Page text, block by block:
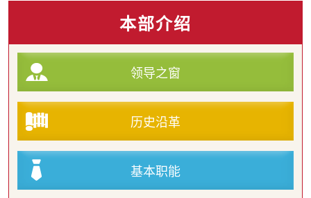
本部介绍
领导之窗
历史沿革
基本职能